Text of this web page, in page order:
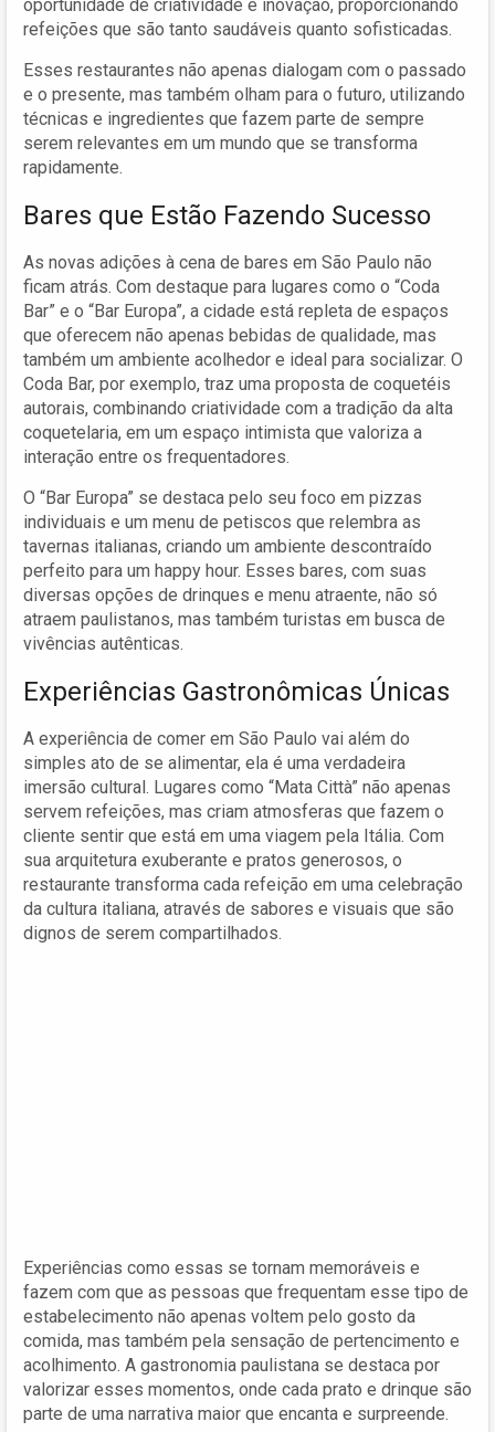
oportunidade de criatividade e inovação, proporcionando
refeições que são tanto saudáveis quanto sofisticadas.
Esses restaurantes não apenas dialogam com o passado
e o presente, mas também olham para o futuro, utilizando
técnicas e ingredientes que fazem parte de sempre
serem relevantes em um mundo que se transforma
rapidamente.
Bares que Estão Fazendo Sucesso
As novas adições à cena de bares em São Paulo não
ficam atrás. Com destaque para lugares como o “Coda
Bar” e o “Bar Europa”, a cidade está repleta de espaços
que oferecem não apenas bebidas de qualidade, mas
também um ambiente acolhedor e ideal para socializar. O
Coda Bar, por exemplo, traz uma proposta de coquetéis
autorais, combinando criatividade com a tradição da alta
coquetelaria, em um espaço intimista que valoriza a
interação entre os frequentadores.
O “Bar Europa” se destaca pelo seu foco em pizzas
individuais e um menu de petiscos que relembra as
tavernas italianas, criando um ambiente descontraído
perfeito para um happy hour. Esses bares, com suas
diversas opções de drinques e menu atraente, não só
atraem paulistanos, mas também turistas em busca de
vivências autênticas.
Experiências Gastronômicas Únicas
A experiência de comer em São Paulo vai além do
simples ato de se alimentar, ela é uma verdadeira
imersão cultural. Lugares como “Mata Città” não apenas
servem refeições, mas criam atmosferas que fazem o
cliente sentir que está em uma viagem pela Itália. Com
sua arquitetura exuberante e pratos generosos, o
restaurante transforma cada refeição em uma celebração
da cultura italiana, através de sabores e visuais que são
dignos de serem compartilhados.
Experiências como essas se tornam memoráveis e
fazem com que as pessoas que frequentam esse tipo de
estabelecimento não apenas voltem pelo gosto da
comida, mas também pela sensação de pertencimento e
acolhimento. A gastronomia paulistana se destaca por
valorizar esses momentos, onde cada prato e drinque são
parte de uma narrativa maior que encanta e surpreende.